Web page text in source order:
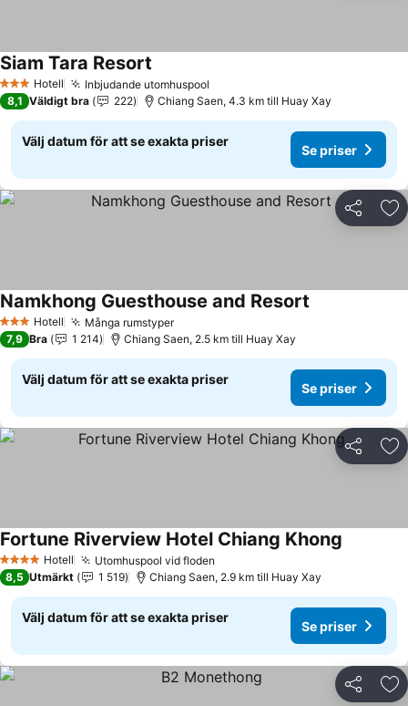
3 StjärnorHotell Inbjudande utomhuspool
Siam Tara Resort
8,1 Väldigt bra 222 Chiang Saen, 4.3 km till Huay Xay
Välj datum för att se exakta priser
Se priser
Dela
3 StjärnorHotell Många rumstyper
Namkhong Guesthouse and Resort
7,9 Bra 1 214 Chiang Saen, 2.5 km till Huay Xay
Välj datum för att se exakta priser
Se priser
Dela
4 StjärnorHotell Utomhuspool vid floden
Fortune Riverview Hotel Chiang Khong
8,5 Utmärkt 1 519 Chiang Saen, 2.9 km till Huay Xay
Välj datum för att se exakta priser
Se priser
Dela